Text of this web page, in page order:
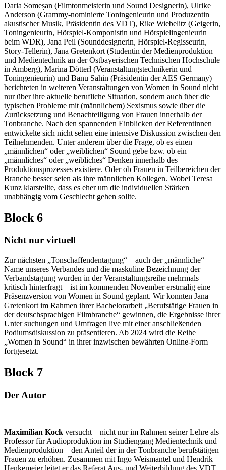
Daria Someșan (Filmtonmeisterin und Sound Designerin), Ulrike
Anderson (Grammy-nominierte Toningenieurin und Produzentin
akustischer Musik, Präsidentin des VDT), Rike Wiebelitz (Geigerin,
Toningenieurin, Hörspiel-Komponistin und Hörspielingenieurin
beim WDR), Jana Peil (Sounddesignerin, Hörspiel-Regisseurin,
Story-Tellerin), Jana Gretenkort (Studentin der Medienproduktion
und Medientechnik an der Ostbayerischen Technischen Hochschule
in Amberg), Marina Dötterl (Veranstaltungstechnikerin und
Toningenieurin) und Banu Sahin (Präsidentin der AES Germany)
berichteten in weiteren Veranstaltungen von Women in Sound nicht
nur über ihre aktuelle berufliche Situation, sondern auch über die
typischen Probleme mit (männlichem) Sexismus sowie über die
Zurücksetzung und Benachteiligung von Frauen innerhalb der
Tonbranche. Nach den spannenden Einblicken der Referentinnen
entwickelte sich nicht selten eine intensive Diskussion zwischen den
Teilnehmenden. Unter anderem über die Frage, ob es einen
„männlichen“ oder „weiblichen“ Sound gebe bzw. ob ein
„männliches“ oder „weibliches“ Denken innerhalb des
Produktionsprozesses existiere. Oder ob Frauen in Teilbereichen der
Branche besser seien als ihre männlichen Kollegen. Wobei Teresa
Kunz klarstellte, dass es eher um die individuellen Stärken
unabhängig vom Geschlecht gehen sollte.
Block 6
Nicht nur virtuell
Zur nächsten „Tonschaffendentagung“ – auch der „männliche“
Name unseres Verbandes und die maskuline Bezeichnung der
Verbandstagung wurden in der Veranstaltungsreihe mehrmals
kritisch hinterfragt – ist im kommenden November erstmalig eine
Präsenzversion von Women in Sound geplant. Wir konnten Jana
Gretenkort im Rahmen ihrer Bachelorarbeit „Berufstätige Frauen in
der deutschsprachigen Filmbranche“ gewinnen, die Ergebnisse ihrer
Unter suchungen und Umfragen live mit einer anschließenden
Podiumsdiskussion zu präsentieren. Ab 2024 wird die Reihe
„Women in Sound“ in ihrer inzwischen bewährten Online-Form
fortgesetzt.
Block 7
Der Autor
Maximilian Kock versucht – nicht nur im Rahmen seiner Lehre als
Professor für Audioproduktion im Studiengang Medientechnik und
Medienproduktion – den Anteil der in der Tonbranche berufstätigen
Frauen zu erhöhen. Zusammen mit Ingo Weismantel und Hendrik
Henkemeier leitet er das Referat Aus- und Weiterbildung des VDT.